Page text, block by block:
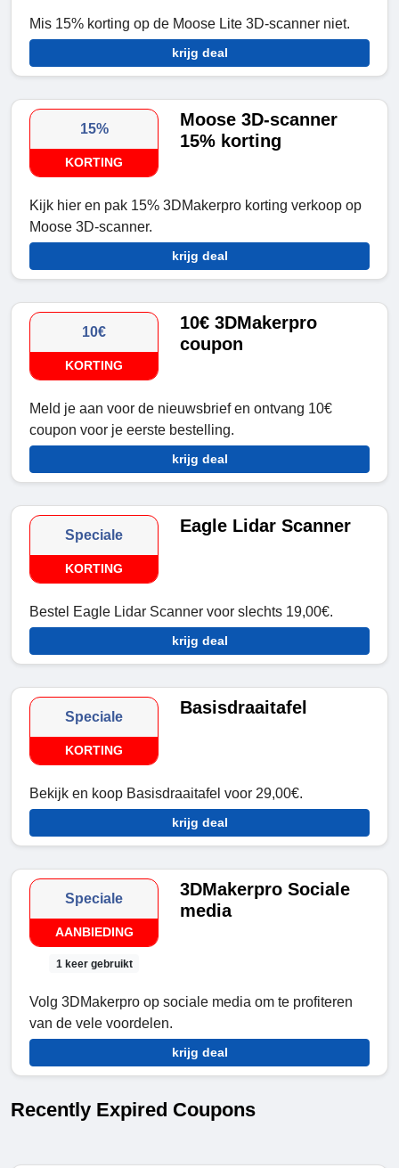
Mis 15% korting op de Moose Lite 3D-scanner niet.
krijg deal
15%
KORTING
Moose 3D-scanner
15% korting
Kijk hier en pak 15% 3DMakerpro korting verkoop op
Moose 3D-scanner.
krijg deal
10€
KORTING
10€ 3DMakerpro
coupon
Meld je aan voor de nieuwsbrief en ontvang 10€
coupon voor je eerste bestelling.
krijg deal
Speciale
KORTING
Eagle Lidar Scanner
Bestel Eagle Lidar Scanner voor slechts 19,00€.
krijg deal
Speciale
KORTING
Basisdraaitafel
Bekijk en koop Basisdraaitafel voor 29,00€.
krijg deal
Speciale
AANBIEDING
1 keer gebruikt
3DMakerpro Sociale
media
Volg 3DMakerpro op sociale media om te profiteren
van de vele voordelen.
krijg deal
Recently Expired Coupons